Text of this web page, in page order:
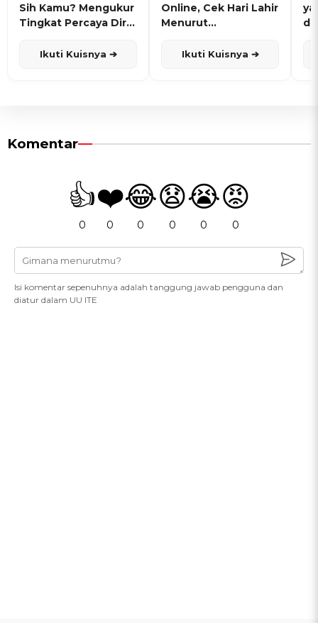
Sih Kamu? Mengukur
Tingkat Percaya Diri
Ikuti Kuisnya ➔
Online, Cek Hari Lahir
Menurut
Ikuti Kuisnya ➔
Komentar
👍
0
❤️
0
😂
0
😧
0
😭
0
😡
0
Isi komentar sepenuhnya adalah tanggung jawab pengguna dan
diatur dalam UU ITE